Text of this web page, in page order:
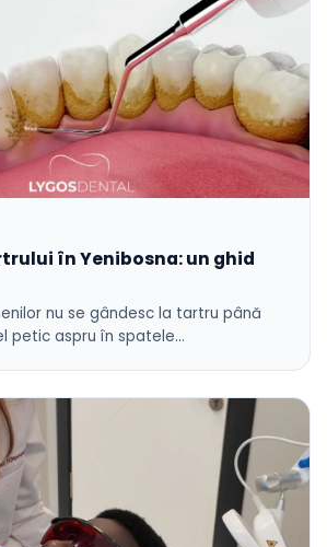
în Yenibosna: un ghid
nu se gândesc la tartru până
petic aspru în spatele…